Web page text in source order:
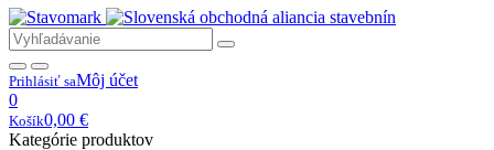
Prihlásiť saMôj účet
0
Košík0,00 €
Kategórie produktov